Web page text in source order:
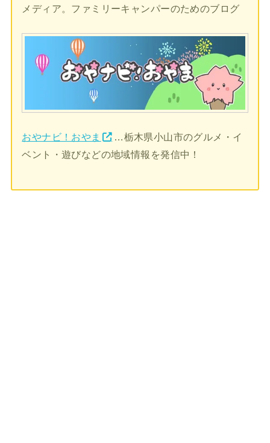
メディア。ファミリーキャンパーのためのブログ
おやナビ！おやま
…栃木県小山市のグルメ・イ
ベント・遊びなどの地域情報を発信中！